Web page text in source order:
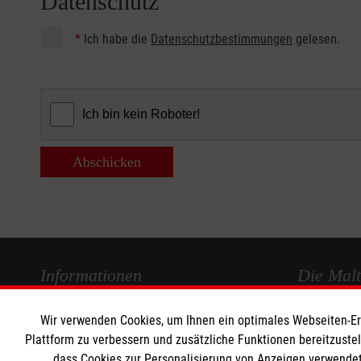
* Ich habe die Datenschutzbestimmungen gelesen.
Abschicken
Informationen
Impressum
Datenschutz
Die
Malteser in
Wir verwenden Cookies, um Ihnen ein optimales
Plattform zu verbessern und zusätzliche Funktionen